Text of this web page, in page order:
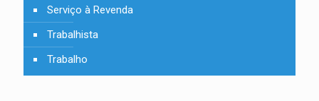
Serviço à Revenda
Trabalhista
Trabalho